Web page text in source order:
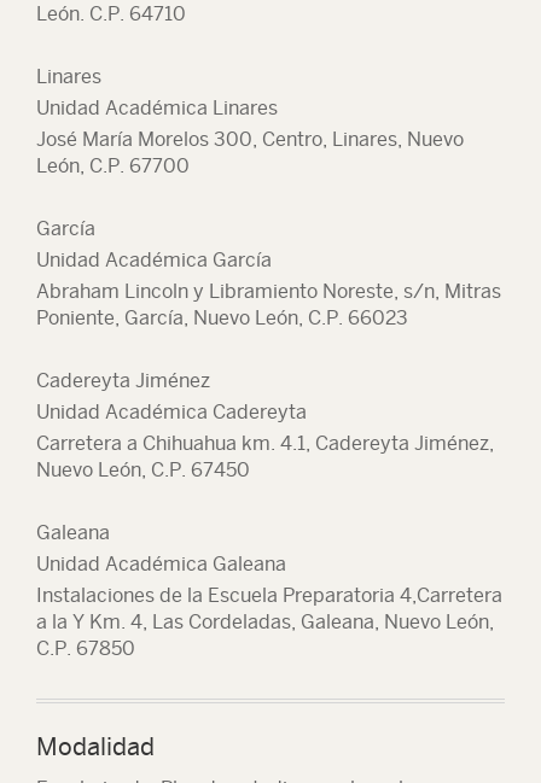
León. C.P. 64710
Linares
Unidad Académica Linares
José María Morelos 300, Centro, Linares, Nuevo
León, C.P. 67700
García
Unidad Académica García
Abraham Lincoln y Libramiento Noreste, s/n, Mitras
Poniente, García, Nuevo León, C.P. 66023
Cadereyta Jiménez
Unidad Académica Cadereyta
Carretera a Chihuahua km. 4.1, Cadereyta Jiménez,
Nuevo León, C.P. 67450
Galeana
Unidad Académica Galeana
Instalaciones de la Escuela Preparatoria 4,Carretera
a la Y Km. 4, Las Cordeladas, Galeana, Nuevo León,
C.P. 67850
Modalidad